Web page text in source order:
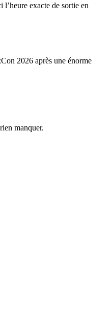
exacte de sortie en
2026 après une énorme
manquer.